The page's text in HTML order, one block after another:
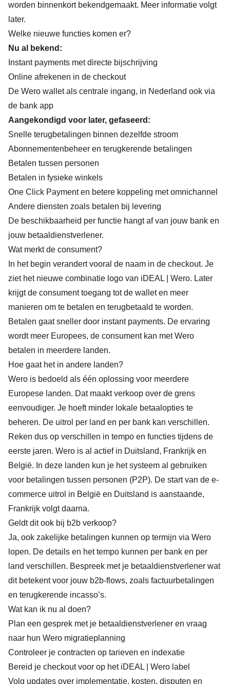
worden binnenkort bekendgemaakt. Meer informatie volgt
later.
Welke nieuwe functies komen er?
Nu al bekend:
Instant payments met directe bijschrijving
Online afrekenen in de checkout
De Wero wallet als centrale ingang, in Nederland ook via
de bank app
Aangekondigd voor later, gefaseerd:
Snelle terugbetalingen binnen dezelfde stroom
Abonnementenbeheer en terugkerende betalingen
Betalen tussen personen
Betalen in fysieke winkels
One Click Payment en betere koppeling met omnichannel
Andere diensten zoals betalen bij levering
De beschikbaarheid per functie hangt af van jouw bank en
jouw betaaldienstverlener.
Wat merkt de consument?
In het begin verandert vooral de naam in de checkout. Je
ziet het nieuwe combinatie logo van iDEAL | Wero. Later
krijgt de consument toegang tot de wallet en meer
manieren om te betalen en terugbetaald te worden.
Betalen gaat sneller door instant payments. De ervaring
wordt meer Europees, de consument kan met Wero
betalen in meerdere landen.
Hoe gaat het in andere landen?
Wero is bedoeld als één oplossing voor meerdere
Europese landen. Dat maakt verkoop over de grens
eenvoudiger. Je hoeft minder lokale betaalopties te
beheren. De uitrol per land en per bank kan verschillen.
Reken dus op verschillen in tempo en functies tijdens de
eerste jaren. Wero is al actief in Duitsland, Frankrijk en
België. In deze landen kun je het systeem al gebruiken
voor betalingen tussen personen (P2P). De start van de e-
commerce uitrol in België en Duitsland is aanstaande,
Frankrijk volgt daarna.
Geldt dit ook bij b2b verkoop?
Ja, ook zakelijke betalingen kunnen op termijn via Wero
lopen. De details en het tempo kunnen per bank en per
land verschillen. Bespreek met je betaaldienstverlener wat
dit betekent voor jouw b2b-flows, zoals factuurbetalingen
en terugkerende incasso’s.
Wat kan ik nu al doen?
Plan een gesprek met je betaaldienstverlener en vraag
naar hun Wero migratieplanning
Controleer je contracten op tarieven en indexatie
Bereid je checkout voor op het iDEAL | Wero label
Volg updates over implementatie, kosten, disputen en